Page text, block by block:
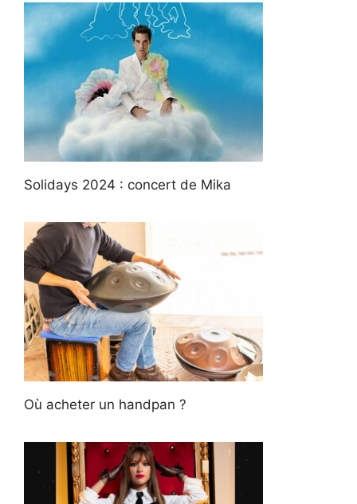
Solidays 2024 : concert de Mika
Où acheter un handpan ?